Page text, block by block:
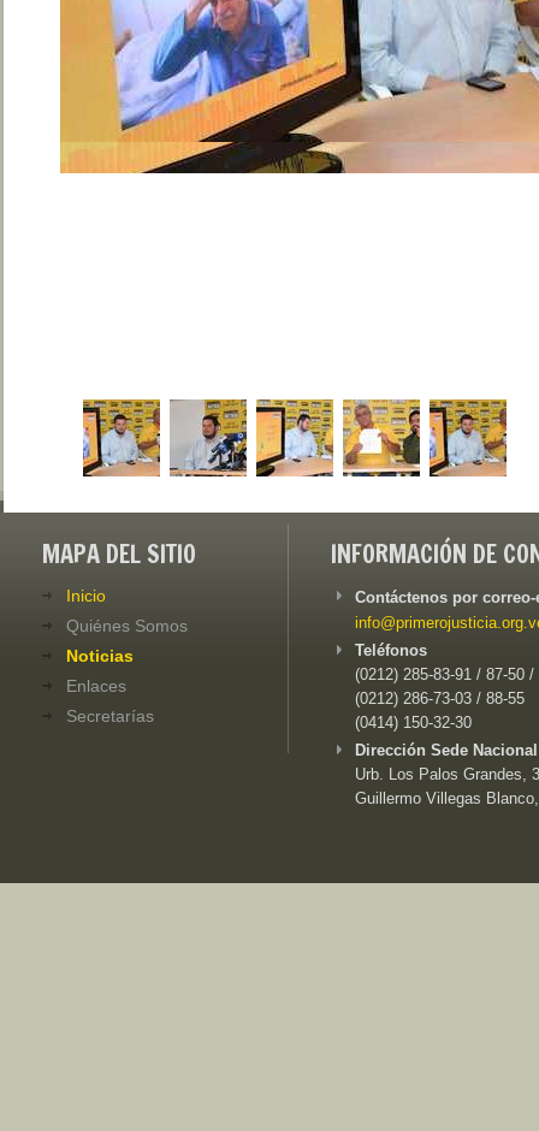
MAPA DEL SITIO
Inicio
Quiénes Somos
Noticias
Enlaces
Secretarías
INFORMACIÓN DE
Contáctenos por
Teléfonos
(0212) 285-83-91 / 87-50 /
(0212) 286-73-03 / 88-55
(0414) 150-32-30
Dirección Sede
Urb. Los Palos Grandes,
Guillermo Villegas